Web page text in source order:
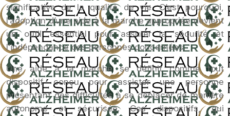
significative de la qualité de vie. C’est pourquoi,
l’adoption d’une aide à la marche appropriée devient
un outil essentiel pour assurer la sécurité et
l’indépendance des personnes concernées.
Une aide à la marche se définit comme tout
dispositif conçu pour assister une personne
présentant des difficultés à se déplacer de manière
autonome et sécurisée. Ces dispositifs, qui